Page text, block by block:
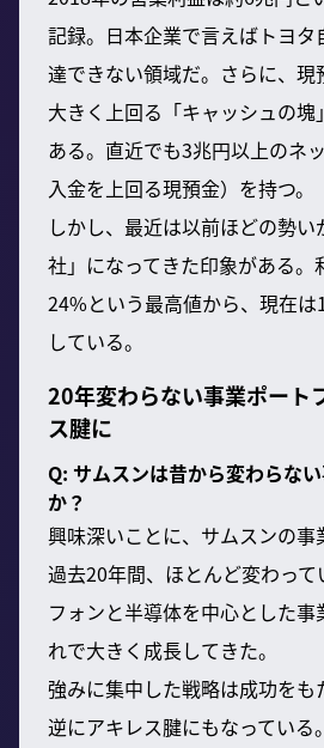
記録。日本企業で言えばトヨタ
達できない領域だ。さらに、現
大きく上回る「キャッシュの塊
ある。直近でも3兆円以上のネ
入金を上回る現預金）を持つ。
しかし、最近は以前ほどの勢
社」になってきた印象がある。
24%という最高値から、現在
している。
20年変わらない事業ポート
ス腱に
Q: サムスンは昔から変わらな
か？
興味深いことに、サムスンの事
過去20年間、ほとんど変わって
フォンと半導体を中心とした事
れで大きく成長してきた。
強みに集中した戦略は成功を
逆にアキレス腱にもなっている